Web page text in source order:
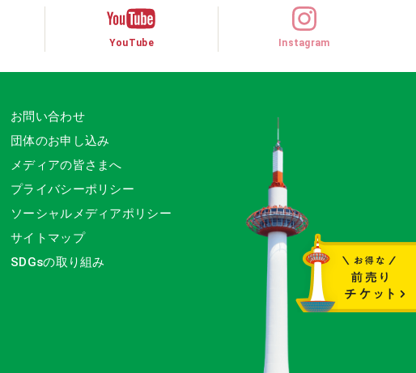
YouTube Instagram
お問い合わせ
団体のお申し込み
メディアの皆さまへ
プライバシーポリシー
ソーシャルメディアポリシー
サイトマップ
SDGsの取り組み